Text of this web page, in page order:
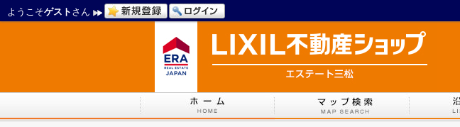
ようこそゲスト さん